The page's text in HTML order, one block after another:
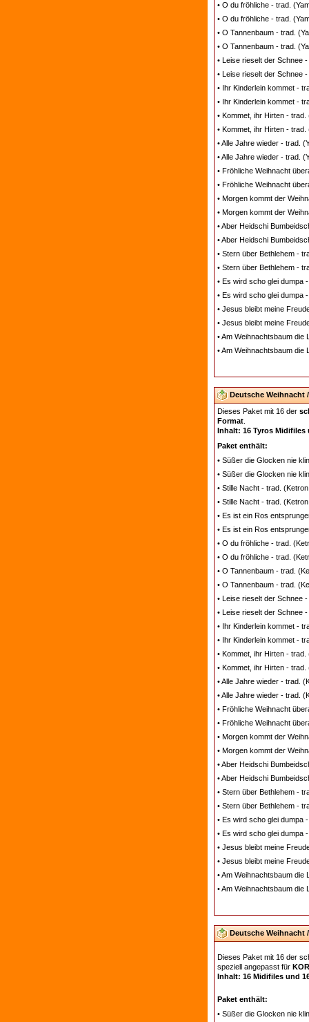
• O du fröhliche - trad.
• O du fröhliche - trad.
• O Tannenbaum - trad.
• O Tannenbaum - trad.
• Leise rieselt der Schnee
• Leise rieselt der Schnee
• Ihr Kinderlein kommet -
• Ihr Kinderlein kommet -
• Kommet, ihr Hirten -
• Kommet, ihr Hirten -
• Alle Jahre wieder - trad.
• Alle Jahre wieder - trad.
• Fröhliche Weihnacht
• Fröhliche Weihnacht
• Morgen kommt der
• Morgen kommt der
• Aber Heidschi
• Aber Heidschi
• Stern über Bethlehem -
• Stern über Bethlehem -
• Es wird scho glei dumpa
• Es wird scho glei dumpa
• Jesus bleibt meine
• Jesus bleibt meine
• Am Weihnachtsbaum
• Am Weihnachtsbaum
Deutsche Weihnacht
Dieses Paket mit 16 der
Format
Inhalt: 16 Tyros Midifiles
Paket enthält:
• Süßer die Glocken nie
• Süßer die Glocken nie
• Stille Nacht - trad.
• Stille Nacht - trad.
• Es ist ein Ros
• Es ist ein Ros
• O du fröhliche - trad.
• O du fröhliche - trad.
• O Tannenbaum - trad.
• O Tannenbaum - trad.
• Leise rieselt der Schnee
• Leise rieselt der Schnee
• Ihr Kinderlein kommet -
• Ihr Kinderlein kommet -
• Kommet, ihr Hirten -
• Kommet, ihr Hirten -
• Alle Jahre wieder - trad.
• Alle Jahre wieder - trad.
• Fröhliche Weihnacht
• Fröhliche Weihnacht
• Morgen kommt der
• Morgen kommt der
• Aber Heidschi
• Aber Heidschi
• Stern über Bethlehem -
• Stern über Bethlehem -
• Es wird scho glei dumpa
• Es wird scho glei dumpa
• Jesus bleibt meine
• Jesus bleibt meine
• Am Weihnachtsbaum
• Am Weihnachtsbaum
Deutsche Weihnacht
Dieses Paket mit 16 der
speziell angepasst für
Inhalt: 16 Midifiles und
Paket enthält:
• Süßer die Glocken nie